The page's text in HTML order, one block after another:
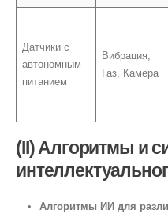
Датчики с
автономным
питанием
Вибрация,
Газ, Камера
(II) Алгоритмы и
Алгоритмы ИИ для